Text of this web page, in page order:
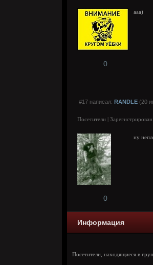
ааа)
0
#17 написал: RANDLE (20
Посетители |
ну
0
Информация
Посетители, находящиеся в